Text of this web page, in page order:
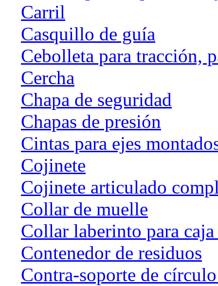
Carril
Casquillo de guía
Cebolleta para tracción,
Cercha
Chapa de seguridad
Chapas de presión
Cintas para ejes
Cojinete
Cojinete articulado
Collar de muelle
Collar laberinto para
Contenedor de residuos
Contra-soporte de